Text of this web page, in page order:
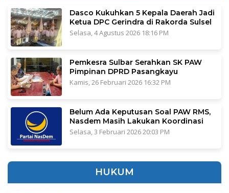
Dasco Kukuhkan 5 Kepala Daerah Jadi
Ketua DPC Gerindra di Rakorda Sulsel
Selasa, 4 Agustus 2026 18:16 PM
Pemkesra Sulbar Serahkan SK PAW
Pimpinan DPRD Pasangkayu
Kamis, 26 Februari 2026 16:32 PM
Belum Ada Keputusan Soal PAW RMS,
Nasdem Masih Lakukan Koordinasi
Selasa, 3 Februari 2026 20:03 PM
HUKUM